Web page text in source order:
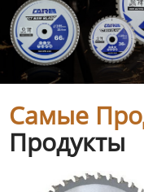
Самые
Продукты